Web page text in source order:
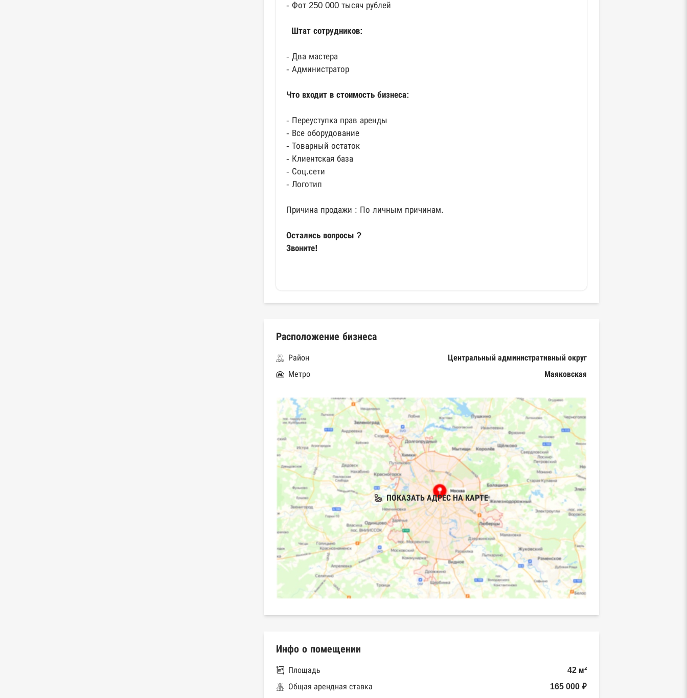
- Фот 250 000 тысяч рублей
Штат сотрудников:
- Два мастера
- Администратор
Что входит в стоимость бизнеса:
- Переуступка прав аренды
- Все оборудование
- Товарный остаток
- Клиентская база
- Соц.сети
- Логотип
Причина продажи : По личным причинам.
Остались вопросы ?
Звоните!
Расположение бизнеса
Район
Центральный административный округ
Метро
Маяковская
ПОКАЗАТЬ АДРЕС НА КАРТЕ
Инфо о помещении
Площадь
42 м²
Общая арендная ставка
165 000 ₽